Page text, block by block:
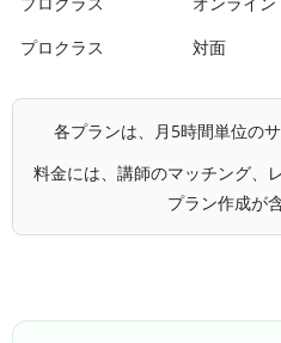
プロクラス
対面
各プランは、月5時間単位の
料金には、講師のマッチング、
プラン作成が